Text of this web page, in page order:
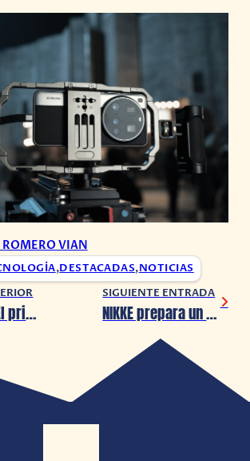
VIAN
,DESTACADAS,NOTICIAS
¡Que chiste! El primer festival de comedia en CDMX
SIGUIENTE ENTRADA
NIKKE prepara un caluroso verano